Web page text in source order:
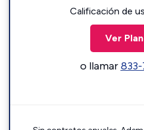
Calificación de
Ver
o llamar